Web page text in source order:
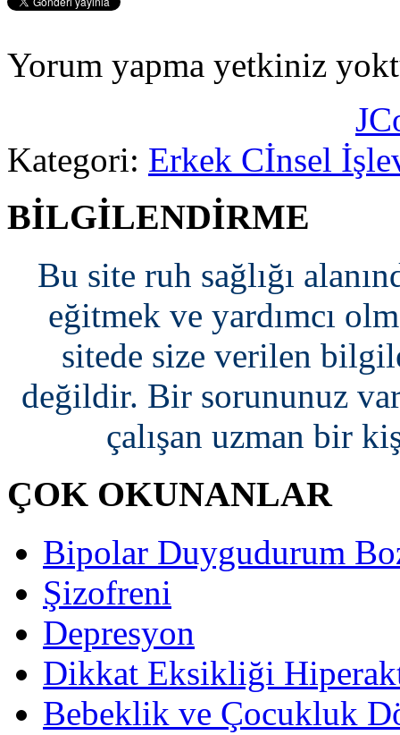
Yorum yapma yetkiniz
Kategori: Erkek Cİnsel
BİLGİLENDİRME
Bu site ruh sağlığı
eğitmek ve yardımcı
sitede size verilen
değildir. Bir sorununuz
çalışan uzman bir
ÇOK OKUNANLAR
Bipolar Duygudurum
Şizofreni
Depresyon
Dikkat Eksikliği
Bebeklik ve Çocukluk